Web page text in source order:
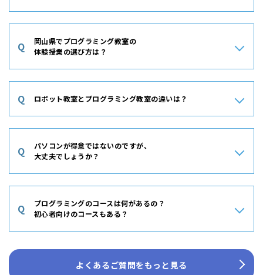
A
プログラミング教室を選ぶ際には、子どもの興味や目標に合った
カリキュラムがあるかを重視しましょう。また、教室が丁寧にサ
ポートしてくれる環境かどうかも非常に重要です。教室の雰囲気
きると感じるかどうかが良い教室選びのポイントです。
Q
岡山県でプログラミング教室の
体験授業の選び方は？
A
体験授業を選ぶ際には、教室の雰囲気や授業内容が子どもに合っ
ているかを確認できるかどうかを重視しましょう。また、実際に
授業で使う教材や指導方法を体験できることも重要です。子ども
が楽しんで学べるかどうかや、講師との相性も確認しておくと安
心です。体験後には子どもが「またやりたい！」と思うかどうか
を基準に選ぶと良いでしょう。
Q ロボット教室とプログラミング教室の違いは？
A
ロボット教室はロボットを組み立て、プログラミングで動かしな
がら学ぶ教室。一方、ロボットを使わないプログラミング教室で
は、PCやタブレットを使ってプログラミングを学びます。一般
を追加購入をする必要が出てきます。
Q
パソコンが得意ではないのですが、
大丈夫でしょうか？
A
パソコンやタブレットの操作が得意でなくても、全く問題ありま
せん。多くの教室はパソコンの操作そのもののを学ぶものではな
く、プログラミングを学ぶコースがほとんどになりますが、プロ
ブレットを使わないなどの教室の特徴もありますので、事前にご
確認ください。
Q
プログラミングのコースは何があるの？
初心者向けのコースもある？
なアニメーション制作など、楽しみながらプログラミングの基礎
よくあるご質問をもっと見る